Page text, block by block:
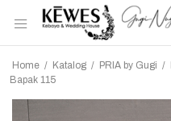
Home / Katalog / PRIA by Gugi /
Bapak 115